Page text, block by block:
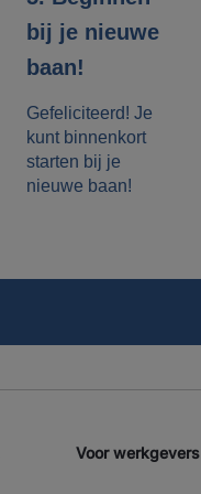
bij je nieuwe
baan!
Gefeliciteerd! Je
kunt binnenkort
starten bij je
nieuwe baan!
Voor werkgevers